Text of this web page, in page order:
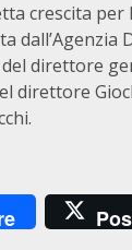
crescita
dall’Agenzia
direttore
direttore